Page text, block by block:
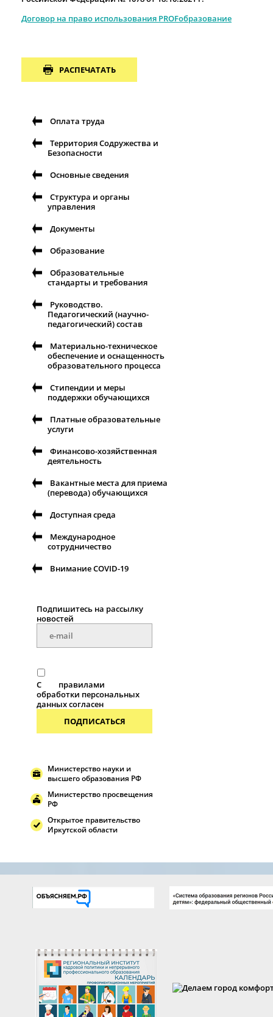
Договор на право использования РROFобразование
РАСПЕЧАТАТЬ
Оплата труда
Территория Содружества и
Безопасности
Основные сведения
Структура и органы
управления
Документы
Образование
Образовательные
стандарты и требования
Руководство.
Педагогический (научно-
педагогический) состав
Материально-техническое
обеспечение и оснащенность
образовательного процесса
Стипендии и меры
поддержки обучающихся
Платные образовательные
услуги
Финансово-хозяйственная
деятельность
Вакантные места для приема
(перевода) обучающихся
Доступная среда
Международное
сотрудничество
Внимание COVID-19
Подпишитесь на рассылку
новостей
С
правилами
обработки персональных
данных согласен
ПОДПИСАТЬСЯ
Министерство науки и
высшего образования РФ
Министерство просвещения
РФ
Открытое правительство
Иркутской области